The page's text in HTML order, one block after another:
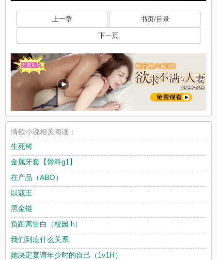
上一章 书页/目录
下一页
情欲小说相关阅读：
生死树
金属牙套【骨科g1】
在产品（ABO）
以寇王
黑金链
负距离告白（校园 h）
我们到底什么关系
她决定宴请年少时的自己（1v1H）